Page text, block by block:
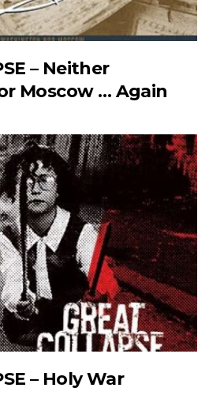
– Neither
Moscow … Again
– Holy War